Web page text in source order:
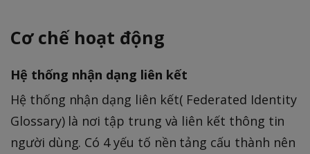
Cơ chế hoạt động
Hệ thống nhận dạng liên kết
Hệ thống nhận dạng liên kết( Federated Identity
Glossary) là nơi tập trung và liên kết thông tin
người dùng. Có 4 yếu tố nền tảng cấu thành nên